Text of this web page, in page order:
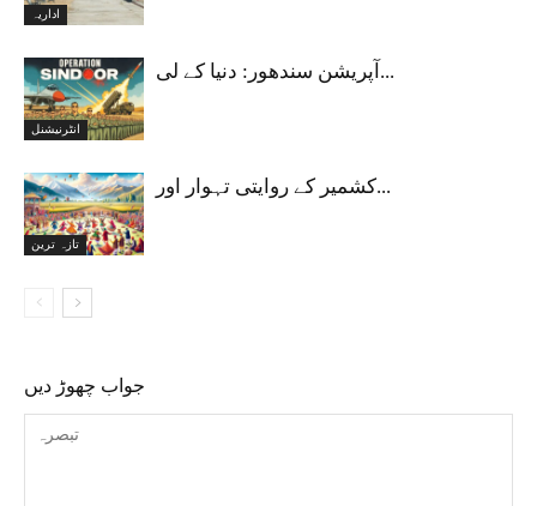
اداریہ
انٹرنیشنل
آپریشن سندھور: دنیا کے لی...
تازہ ترین
کشمیر کے روایتی تہوار اور...
جواب چھوڑ دیں